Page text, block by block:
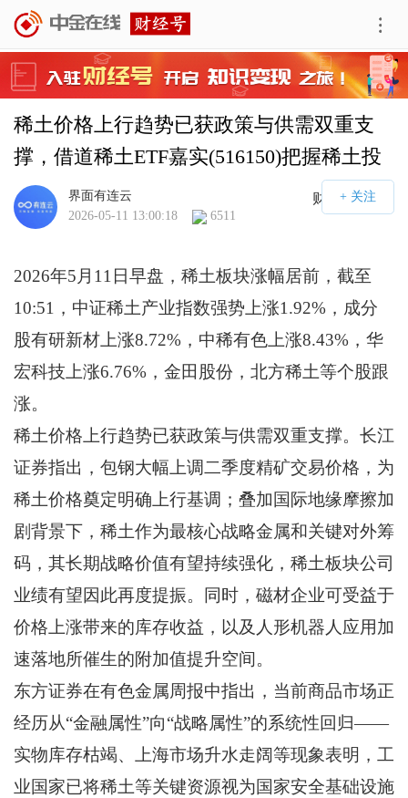
稀土价格上行趋势已获政策与供需双重支
撑，借道稀土ETF嘉实(516150)把握稀土投
资机遇
财经号APP
界面有连云
2026-05-11 13:00:18
6511
2026年5月11日早盘，稀土板块涨幅居前，截至
10:51，中证稀土产业指数强势上涨1.92%，成分
股有研新材上涨8.72%，中稀有色上涨8.43%，华
宏科技上涨6.76%，金田股份，北方稀土等个股跟
涨。
稀土价格上行趋势已获政策与供需双重支撑。长江
证券指出，包钢大幅上调二季度精矿交易价格，为
稀土价格奠定明确上行基调；叠加国际地缘摩擦加
剧背景下，稀土作为最核心战略金属和关键对外筹
码，其长期战略价值有望持续强化，稀土板块公司
业绩有望因此再度提振。同时，磁材企业可受益于
价格上涨带来的库存收益，以及人形机器人应用加
速落地所催生的附加值提升空间。
东方证券在有色金属周报中指出，当前商品市场正
经历从“金融属性”向“战略属性”的系统性回归——
实物库存枯竭、上海市场升水走阔等现象表明，工
业国家已将稀土等关键资源视为国家安全基础设施